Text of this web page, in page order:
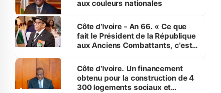
aux couleurs nationales
Côte d’Ivoire - An 66. « Ce que
fait le Président de la République
aux Anciens Combattants, c'est
Côte d’Ivoire. Un financement
obtenu pour la construction de 4
300 logements sociaux et